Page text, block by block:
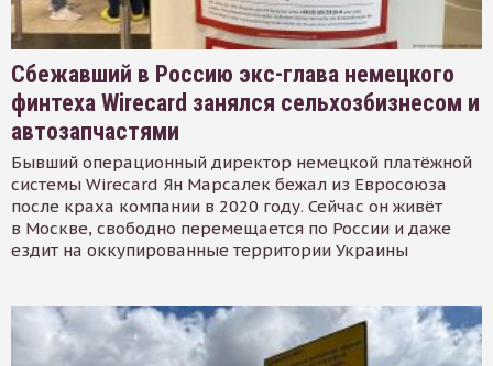
Сбежавший в Россию экс-глава немецкого
финтеха Wirecard занялся сельхозбизнесом и
автозапчастями
Бывший операционный директор немецкой платёжной
системы Wirecard Ян Марсалек бежал из Евросоюза
после краха компании в 2020 году. Сейчас он живёт
в Москве, свободно перемещается по России и даже
ездит на оккупированные территории Украины